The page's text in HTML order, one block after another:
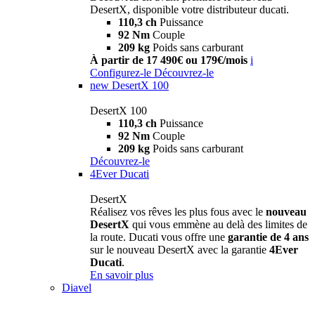
DesertX, disponible votre distributeur ducati.
110,3 ch Puissance
92 Nm Couple
209 kg Poids sans carburant
À partir de 17 490€ ou 179€/mois i
Configurez-le Découvrez-le
new DesertX 100
DesertX 100
110,3 ch Puissance
92 Nm Couple
209 kg Poids sans carburant
Découvrez-le
4Ever Ducati
DesertX
Réalisez vos rêves les plus fous avec le nouveau
DesertX qui vous emmène au delà des limites de
la route. Ducati vous offre une garantie de 4 ans
sur le nouveau DesertX avec la garantie 4Ever
Ducati.
En savoir plus
Diavel